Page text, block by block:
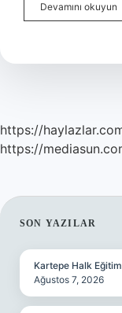
Devamını okuyun
https://
https://
SON YAZILAR
Kartepe Halk
Ağustos 7, 2026